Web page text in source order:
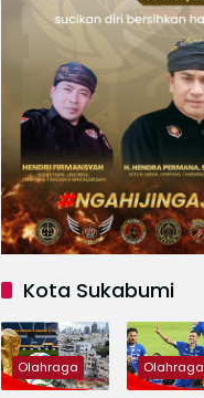
Kota Sukabumi
Olahraga Olahraga